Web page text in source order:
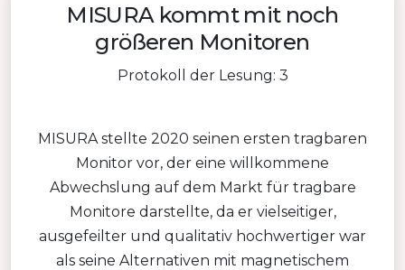
MISURA kommt mit noch
größeren Monitoren
Protokoll der Lesung: 3
MISURA stellte 2020 seinen ersten tragbaren
Monitor vor, der eine willkommene
Abwechslung auf dem Markt für tragbare
Monitore darstellte, da er vielseitiger,
ausgefeilter und qualitativ hochwertiger war
als seine Alternativen mit magnetischem